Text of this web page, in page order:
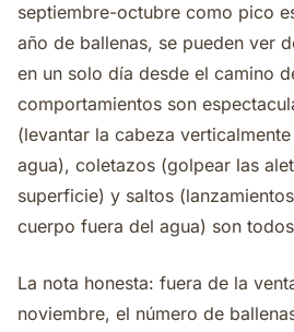
septiembre-octubre como pico
año de ballenas, se pueden ver
en un solo día desde el camino
comportamientos son
(levantar la cabeza
agua), coletazos (golpear las
superficie) y saltos
cuerpo fuera del agua) son
La nota honesta: fuera de la
noviembre, el número de